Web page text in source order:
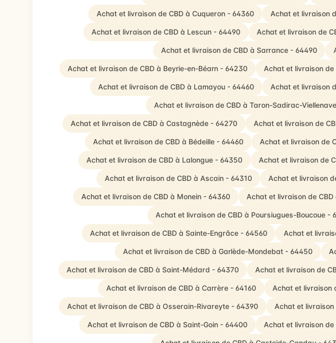
Achat et livraison de CBD à Cuqueron - 64360 Achat et livraison
Achat et livraison de CBD à Lescun - 64490 Achat et livraison de
Achat et livraison de CBD à Sarrance - 64490
Achat et livraison de CBD à Beyrie-en-Béarn - 64230 Achat et livraison
Achat et livraison de CBD à Lamayou - 64460 Achat et livraison
Achat et livraison de CBD à Taron-Sadirac-
Achat et livraison de CBD à Castagnède - 64270 Achat et livraison de
Achat et livraison de CBD à Bédeille - 64460 Achat et livraison de
Achat et livraison de CBD à Lalongue - 64350 Achat et livraison de
Achat et livraison de CBD à Ascain - 64310 Achat et livraison
Achat et livraison de CBD à Monein - 64360 Achat et livraison de
Achat et livraison de CBD à Poursiugues-Boucoue -
Achat et livraison de CBD à Sainte-Engrâce - 64560 Achat et
Achat et livraison de CBD à Garlède-Mondebat - 64450
Achat et livraison de CBD à Saint-Médard - 64370 Achat et livraison de
Achat et livraison de CBD à Carrère - 64160 Achat et livraison
Achat et livraison de CBD à Osserain-Rivareyte - 64390 Achat et livraison
Achat et livraison de CBD à Saint-Goin - 64400 Achat et livraison